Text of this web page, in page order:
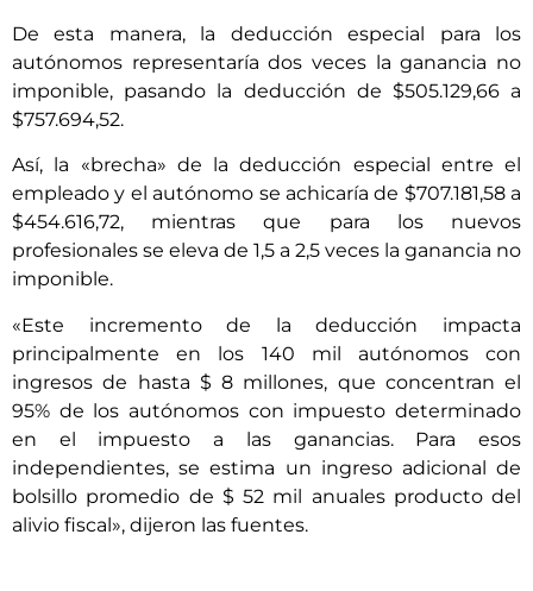
De esta manera, la deducción especial para los
autónomos representaría dos veces la ganancia no
imponible, pasando la deducción de $505.129,66 a
$757.694,52.
Así, la «brecha» de la deducción especial entre el
empleado y el autónomo se achicaría de $707.181,58 a
$454.616,72, mientras que para los nuevos
profesionales se eleva de 1,5 a 2,5 veces la ganancia no
imponible.
«Este incremento de la deducción impacta
principalmente en los 140 mil autónomos con
ingresos de hasta $ 8 millones, que concentran el
95% de los autónomos con impuesto determinado
en el impuesto a las ganancias. Para esos
independientes, se estima un ingreso adicional de
bolsillo promedio de $ 52 mil anuales producto del
alivio fiscal», dijeron las fuentes.